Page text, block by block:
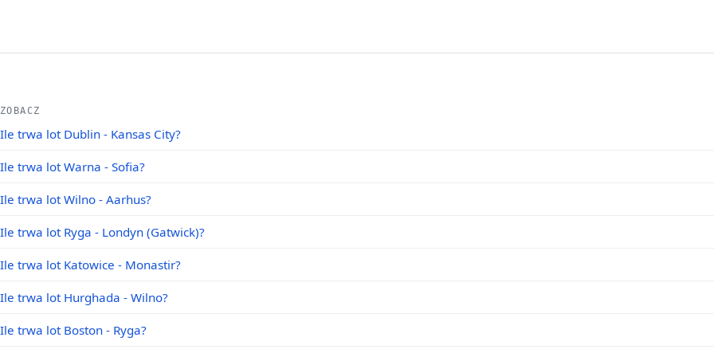
ZOBACZ
Ile trwa lot Dublin - Kansas City?
Ile trwa lot Warna - Sofia?
Ile trwa lot Wilno - Aarhus?
Ile trwa lot Ryga - Londyn (Gatwick)?
Ile trwa lot Katowice - Monastir?
Ile trwa lot Hurghada - Wilno?
Ile trwa lot Boston - Ryga?